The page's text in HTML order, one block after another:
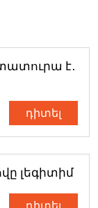
է․
դիտել
լեգիտիմ